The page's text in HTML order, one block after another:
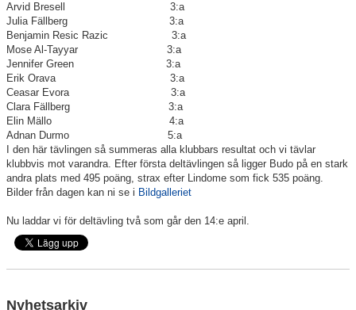
Arvid Bresell 3:a
Julia Fällberg 3:a
Benjamin Resic Razic 3:a
Mose Al-Tayyar 3:a
Jennifer Green 3:a
Erik Orava 3:a
Ceasar Evora 3:a
Clara Fällberg 3:a
Elin Mällo 4:a
Adnan Durmo 5:a
I den här tävlingen så summeras alla klubbars resultat och vi tävlar
klubbvis mot varandra. Efter första deltävlingen så ligger Budo på en stark
andra plats med 495 poäng, strax efter Lindome som fick 535 poäng.
Bilder från dagen kan ni se i Bildgalleriet
Nu laddar vi för deltävling två som går den 14:e april.
Nyhetsarkiv